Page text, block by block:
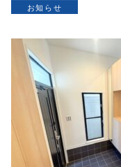
お知らせ